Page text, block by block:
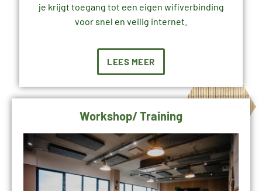
je krijgt toegang tot een eigen wifiverbinding
voor snel en veilig internet.
LEES MEER
Workshop/ Training